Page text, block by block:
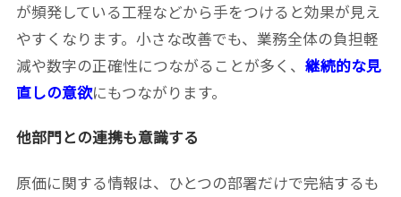
が頻発している工程などから手をつけると効果が見え
やすくなります。小さな改善でも、業務全体の負担軽
減や数字の正確性につながることが多く、 継続的な見
直しの意欲にもつながります。
他部門との連携も意識する
原価に関する情報は、ひとつの部署だけで完結するも